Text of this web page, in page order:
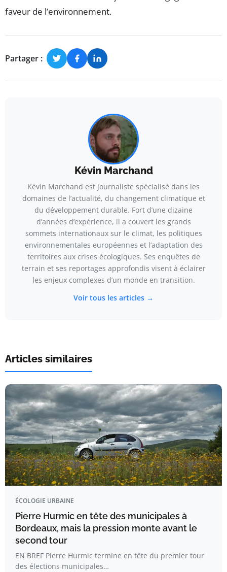
faveur de l’environnement.
Partager :
Kévin Marchand
Kévin Marchand est journaliste spécialisé dans les
domaines de l’actualité, du changement climatique et
du développement durable. Fort d’une dizaine
d’années d’expérience, il a couvert les grands
sommets internationaux sur le climat, les politiques
environnementales européennes et l’adaptation des
territoires aux crises écologiques. Ses enquêtes de
terrain et ses reportages approfondis visent à éclairer
les enjeux complexes d’un monde en transition.
Voir tous les articles →
Articles similaires
ÉCOLOGIE URBAINE
Pierre Hurmic en tête des municipales à
Bordeaux, mais la pression monte avant le
second tour
EN BREF Pierre Hurmic termine en tête du premier tour
des élections municipales…